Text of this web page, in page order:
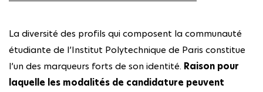
La diversité des profils qui composent la communauté
étudiante de l’Institut Polytechnique de Paris constitue
l’un des marqueurs forts de son identité. Raison pour
laquelle les modalités de candidature peuvent